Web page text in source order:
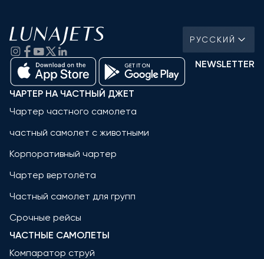
РУССКИЙ
NEWSLETTER
ЧАРТЕР НА ЧАСТНЫЙ ДЖЕТ
Чартер частного самолета
частный самолет с животными
Корпоративный чартер
Чартер вертолёта
Частный самолет для групп
Срочные рейсы
ЧАСТНЫЕ САМОЛЕТЫ
Компаратор струй